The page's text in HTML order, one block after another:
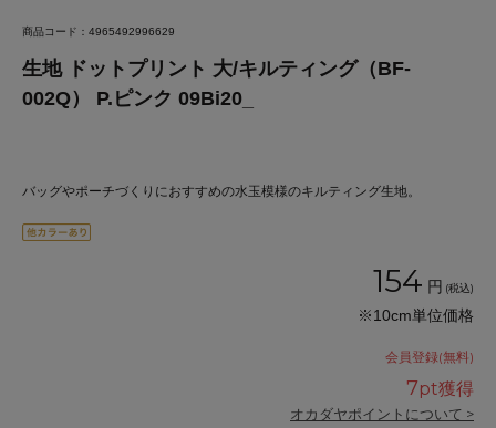
商品コード：4965492996629
生地 ドットプリント 大/キルティング（BF-
002Q） P.ピンク 09Bi20_
バッグやポーチづくりにおすすめの水玉模様のキルティング生地。
154 円 (税込)
※10cm単位価格
会員登録(無料)
7pt獲得
オカダヤポイントについて >